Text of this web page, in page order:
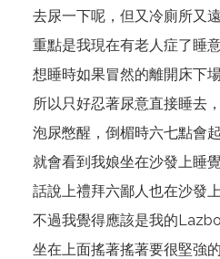
去尿一下呢，但又冷廁所又
重點是我現在有老人症了睡
想睡時如果冒然的離開床下
所以只好忍著尿意直接睡去
泡尿憋醒，倒楣時六七點會
就會看到我娘坐在沙發上睡
話說上禮拜六鄙人也在沙發
不過我覺得應該是我的
坐在上面搖著搖著要很堅強